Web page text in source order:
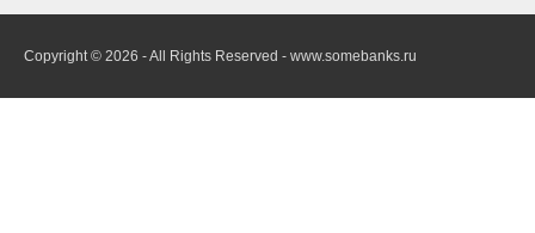
Copyright © 2026 - All Rights Reserved - www.somebanks.ru